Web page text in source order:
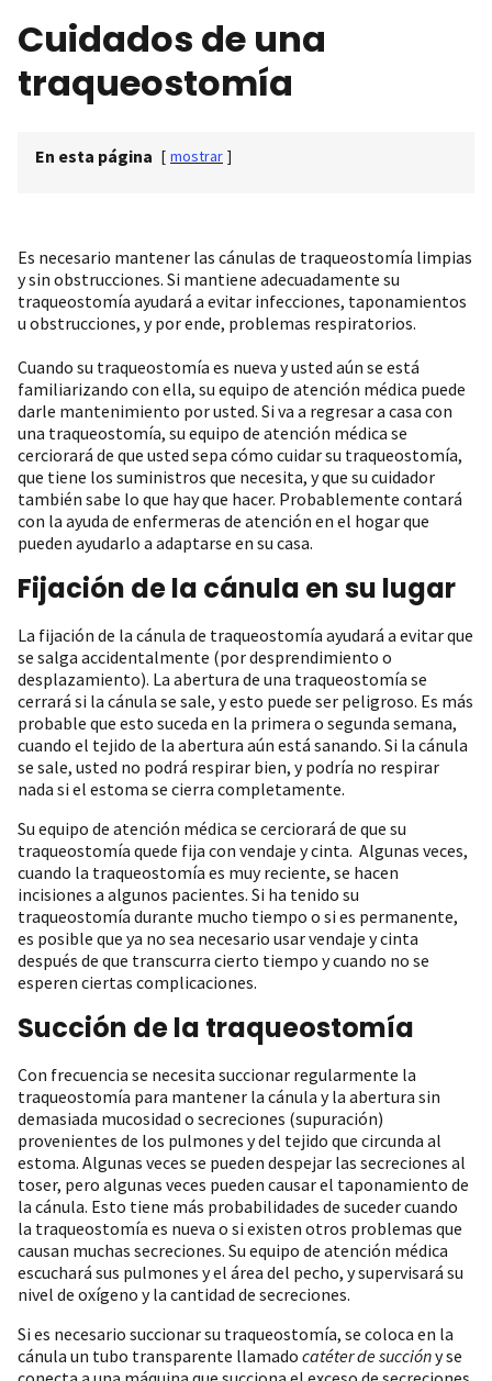
Cuidados de una
traqueostomía
En esta página [ mostrar ]
Es necesario mantener las cánulas de traqueostomía limpias
y sin obstrucciones. Si mantiene adecuadamente su
traqueostomía ayudará a evitar infecciones, taponamientos
u obstrucciones, y por ende, problemas respiratorios.
Cuando su traqueostomía es nueva y usted aún se está
familiarizando con ella, su equipo de atención médica puede
darle mantenimiento por usted. Si va a regresar a casa con
una traqueostomía, su equipo de atención médica se
cerciorará de que usted sepa cómo cuidar su traqueostomía,
que tiene los suministros que necesita, y que su cuidador
también sabe lo que hay que hacer. Probablemente contará
con la ayuda de enfermeras de atención en el hogar que
pueden ayudarlo a adaptarse en su casa.
Fijación de la cánula en su lugar
La fijación de la cánula de traqueostomía ayudará a evitar que
se salga accidentalmente (por desprendimiento o
desplazamiento). La abertura de una traqueostomía se
cerrará si la cánula se sale, y esto puede ser peligroso. Es más
probable que esto suceda en la primera o segunda semana,
cuando el tejido de la abertura aún está sanando. Si la cánula
se sale, usted no podrá respirar bien, y podría no respirar
nada si el estoma se cierra completamente.
Su equipo de atención médica se cerciorará de que su
traqueostomía quede fija con vendaje y cinta. Algunas veces,
cuando la traqueostomía es muy reciente, se hacen
incisiones a algunos pacientes. Si ha tenido su
traqueostomía durante mucho tiempo o si es permanente,
es posible que ya no sea necesario usar vendaje y cinta
después de que transcurra cierto tiempo y cuando no se
esperen ciertas complicaciones.
Succión de la traqueostomía
Con frecuencia se necesita succionar regularmente la
traqueostomía para mantener la cánula y la abertura sin
demasiada mucosidad o secreciones (supuración)
provenientes de los pulmones y del tejido que circunda al
estoma. Algunas veces se pueden despejar las secreciones al
toser, pero algunas veces pueden causar el taponamiento de
la cánula. Esto tiene más probabilidades de suceder cuando
la traqueostomía es nueva o si existen otros problemas que
causan muchas secreciones. Su equipo de atención médica
escuchará sus pulmones y el área del pecho, y supervisará su
nivel de oxígeno y la cantidad de secreciones.
Si es necesario succionar su traqueostomía, se coloca en la
cánula un tubo transparente llamado catéter de succióny se